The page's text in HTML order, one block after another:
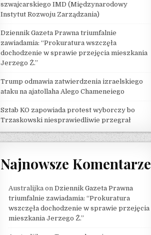
szwajcarskiego IMD (Międzynarodowy
Instytut Rozwoju Zarządzania)
Dziennik Gazeta Prawna triumfalnie
zawiadamia: “Prokuratura wszczęła
dochodzenie w sprawie przejęcia mieszkania
Jerzego Ż.”
Trump odmawia zatwierdzenia izraelskiego
ataku na ajatollaha Alego Chameneiego
Sztab KO zapowiada protest wyborczy bo
Trzaskowski niesprawiedliwie przegrał
Najnowsze Komentarze
Australijkaon Dziennik Gazeta Prawna
triumfalnie zawiadamia: “Prokuratura
wszczęła dochodzenie w sprawie przejęcia
mieszkania Jerzego Ż.”